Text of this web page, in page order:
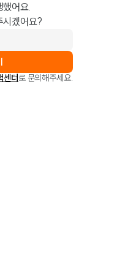
했어요.
시겠어요?
센터로 문의해주세요.